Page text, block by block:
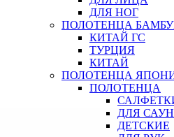
ДЛЯ НОГ
ПОЛОТЕНЦА
КИТАЙ ГС
ТУРЦИЯ
КИТАЙ
ПОЛОТЕНЦА
ПОЛОТЕНЦА
ДЛЯ
ДЕТСКИЕ